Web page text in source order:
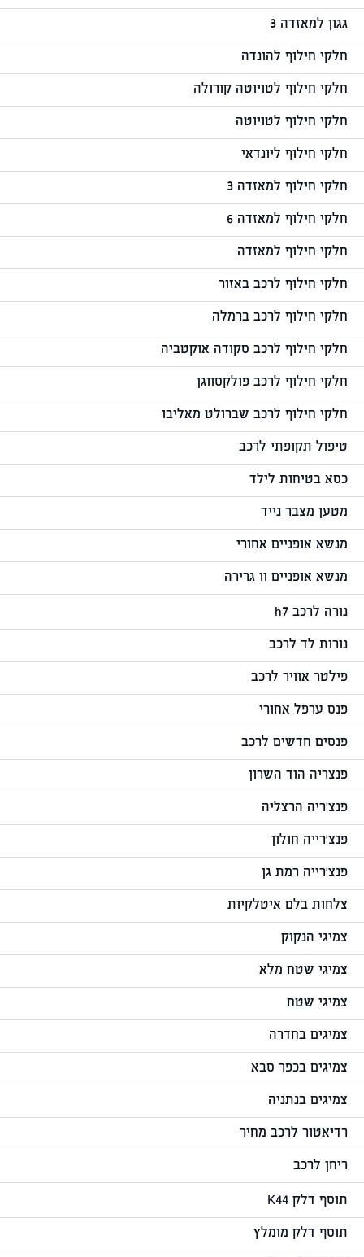
גגון למאזדה 3
חלקי חילוף להונדה
חלקי חילוף לטויוטה קורולה
חלקי חילוף לטויוטה
חלקי חילוף ליונדאי
חלקי חילוף למאזדה 3
חלקי חילוף למאזדה 6
חלקי חילוף למאזדה
חלקי חילוף לרכב באזור
חלקי חילוף לרכב ברמלה
חלקי חילוף לרכב סקודה אוקטביה
חלקי חילוף לרכב פולקסווגן
חלקי חילוף לרכב שברולט מאליבו
טיפול תקופתי לרכב
כסא בטיחות לילד
מטען מצבר נייד
מנשא אופניים אחורי
מנשא אופניים וו גרירה
נורה לרכב h7
נורות לד לרכב
פילטר אוויר לרכב
פנס ערפל אחורי
פנסים חדשים לרכב
פנצריה הוד השרון
פנצ'ריה הרצליה
פנצ'רייה חולון
פנצ'רייה רמת גן
צלחות בלם איטלקיות
צמיגי הנקוק
צמיגי שטח מלא
צמיגי שטח
צמיגים בחדרה
צמיגים בכפר סבא
צמיגים בנתניה
רדיאטור לרכב מחיר
ריחן לרכב
תוסף דלק K44
תוסף דלק מומלץ